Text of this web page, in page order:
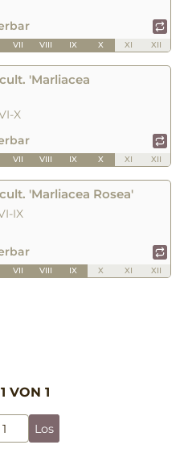
VII VIII IX X XI XII
'Marliacea
X
VII VIII IX X XI XII
'Marliacea Rosea'
IX
VII VIII IX X XI XII
VON 1
Los